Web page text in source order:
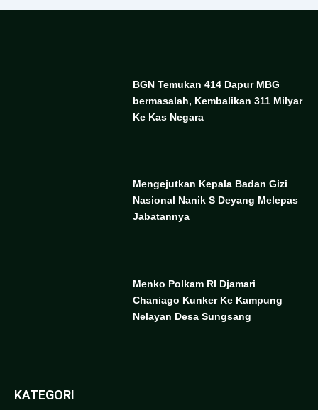
BGN Temukan 414 Dapur MBG
bermasalah, Kembalikan 311 Milyar
Ke Kas Negara
Mengejutkan Kepala Badan Gizi
Nasional Nanik S Deyang Melepas
Jabatannya
Menko Polkam RI Djamari
Chaniago Kunker Ke Kampung
Nelayan Desa Sungsang
KATEGORI